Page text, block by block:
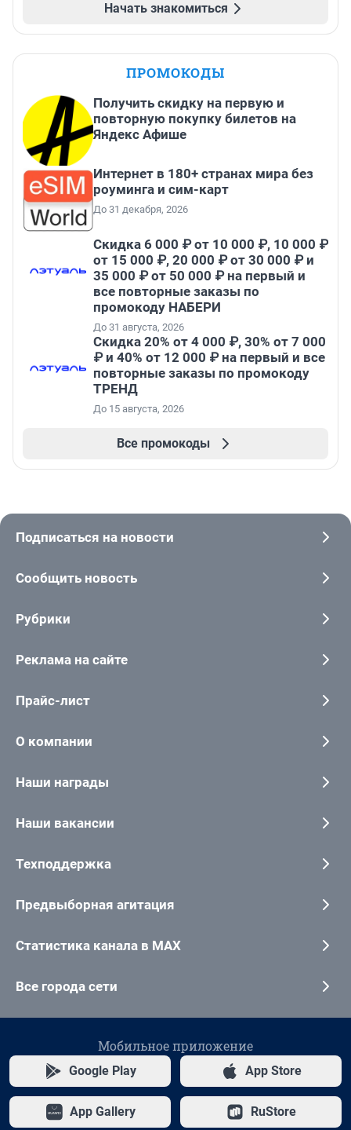
Начать знакомиться
ПРОМОКОДЫ
Получить скидку на первую и
повторную покупку билетов на
Яндекс Афише
Интернет в 180+ странах мира без
роуминга и сим-карт
До 31 декабря, 2026
Скидка 6 000 ₽ от 10 000 ₽, 10 000 ₽
от 15 000 ₽, 20 000 ₽ от 30 000 ₽ и
35 000 ₽ от 50 000 ₽ на первый и
все повторные заказы по
промокоду НАБЕРИ
До 31 августа, 2026
Скидка 20% от 4 000 ₽, 30% от 7 000
₽ и 40% от 12 000 ₽ на первый и все
повторные заказы по промокоду
ТРЕНД
До 15 августа, 2026
Все промокоды
Подписаться на новости
Сообщить новость
Рубрики
Реклама на сайте
Прайс-лист
О компании
Наши награды
Наши вакансии
Техподдержка
Предвыборная агитация
Статистика канала в MAX
Все города сети
Мобильное приложение
Google Play App Store
App Gallery RuStore